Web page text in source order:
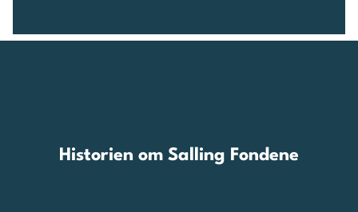
Historien om Salling Fondene